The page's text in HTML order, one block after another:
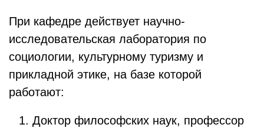
При кафедре действует научно-
исследовательская лаборатория по
социологии, культурному туризму и
прикладной этике, на базе которой
работают:
Доктор философских наук, профессор